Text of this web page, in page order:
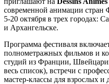
современной анимации стран
5-20 октября в трех городах:
и Архангельске.
Программа фестиваля
полнометражных фильмов и
студий из Франции,
весь список), встречи с
мастер-классы для взрослых и